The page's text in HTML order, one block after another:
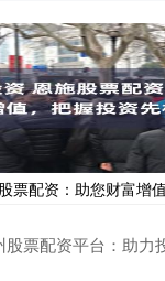
票配资：助您财富增
票配资平台：助力